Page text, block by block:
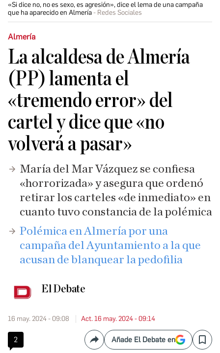
«Si dice no, no es sexo, es agresión», dice el lema de una campaña
que ha aparecido en Almería
Redes Sociales
Almería
La alcaldesa de Almería
(PP) lamenta el
«tremendo error» del
cartel y dice que «no
volverá a pasar»
María del Mar Vázquez se confiesa
«horrorizada» y asegura que ordenó
retirar los carteles «de inmediato» en
cuanto tuvo constancia de la polémica
Polémica en Almería por una
campaña del Ayuntamiento a la que
acusan de blanquear la pedofilia
El Debate
16 may. 2024 - 09:08 Act. 16 may. 2024 - 09:14
2 CompartirAñade El Debate en Save